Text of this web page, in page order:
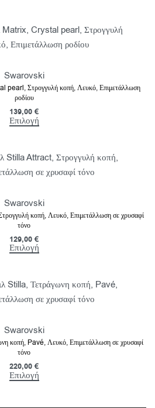
Swarovski
pearl, Στρογγυλή κοπή, Λευκό, Επιμετάλλωση
ροδίου
139,00 €
Επιλογή
Swarovski
κοπή, Λευκό, Επιμετάλλωση σε χρυσαφί
τόνο
129,00 €
Επιλογή
Swarovski
κοπή, Pavé, Λευκό, Επιμετάλλωση σε χρυσαφί
τόνο
220,00 €
Επιλογή